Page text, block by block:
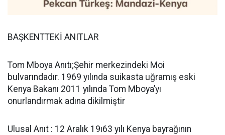
BAŞKENTTEKİ ANITLAR
Tom Mboya Anıtı;Şehir merkezindeki Moi
bulvarındadır. 1969 yılında suikasta uğramış eski
Kenya Bakanı 2011 yılında Tom Mboya’yı
onurlandırmak adına dikilmiştir
Ulusal Anıt : 12 Aralık 19ı63 yılı Kenya bayrağının